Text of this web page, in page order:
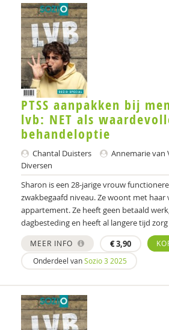
Marieke van Rijn
Diana Roeg
Elske Roeleveld
Nienke van Sambeek
Rob Schaap
Floortje Scheepers
Monique Scheres
Simone Schipper-Eindhoven
Mandy Segers
Inge Simons
Mike Slade
RENATE SMID
Viviènne Smit-Wolterink
PTSS aanpakken bij
lvb: NET als
behandeloptie
Chantal Duisters
Annemarie van
Diversen
Sharon is een 28-jarige vrouw
zwakbegaafd niveau. Ze woont met haar
appartement. Ze heeft geen betaald
dagbesteding en heeft al langere tijd zorg
MEER INFO €3,90
Onderdeel vanSozio 3 2025